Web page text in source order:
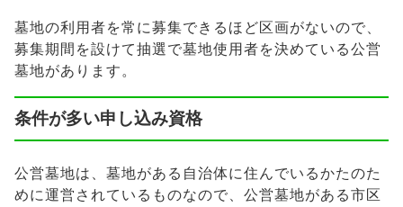
墓地の利用者を常に募集できるほど区画がないので、
募集期間を設けて抽選で墓地使用者を決めている公営
墓地があります。
条件が多い申し込み資格
公営墓地は、墓地がある自治体に住んでいるかたのた
めに運営されているものなので、公営墓地がある市区